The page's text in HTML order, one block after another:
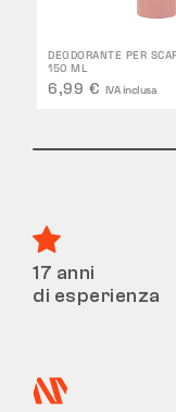
DEODORANTE PER
150 ML
6,99 € IVA inclusa
17 anni
di esperienza